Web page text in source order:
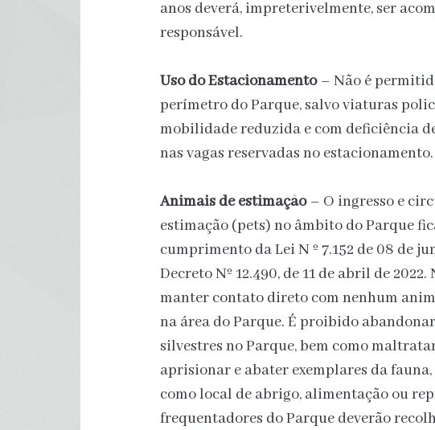
anos deverá, impreterivelmente, ser
responsável.
Uso do Estacionamento– Não é
perímetro do Parque, salvo viaturas
mobilidade reduzida e com deficiência
nas vagas reservadas no estacionamento.
Animais de estimação– O ingresso e
estimação (pets) no âmbito do Parque
cumprimento da Lei N º 7.152 de 08 de
Decreto Nº 12.490, de 11 de abril de
manter contato direto com nenhum
na área do Parque. É proibido
silvestres no Parque, bem como
aprisionar e abater exemplares da
como local de abrigo, alimentação ou
frequentadores do Parque deverão